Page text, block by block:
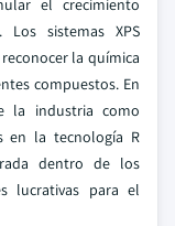
el crecimiento
sistemas XPS
la química
compuestos. En
la industria como
en la tecnología R
dentro de los
lucrativas para el